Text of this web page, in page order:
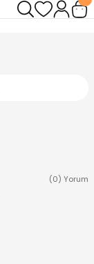
(0) Yorum